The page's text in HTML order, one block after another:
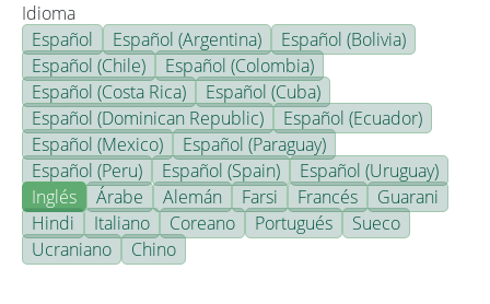
Idioma
Español
Español (Argentina)
Español (Bolivia)
Español (Chile)
Español (Colombia)
Español (Costa Rica)
Español (Cuba)
Español (Dominican Republic)
Español (Ecuador)
Español (Mexico)
Español (Paraguay)
Español (Peru)
Español (Spain)
Español (Uruguay)
Inglés
Árabe Alemán Farsi Francés
Guarani
Hindi
Italiano Coreano Portugués
Sueco
Ucraniano
Chino